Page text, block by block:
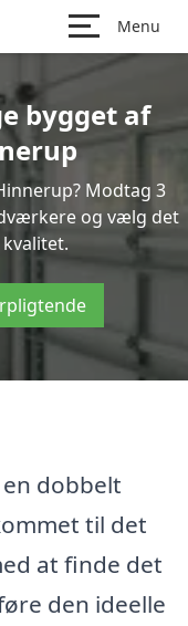
Menu
bygget af
Modtag 3
og vælg det
dobbelt
til det
at finde det
den ideelle